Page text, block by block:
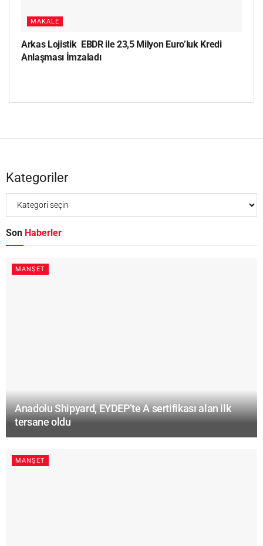
MAKALE
Arkas Lojistik EBDR ile 23,5 Milyon Euro’luk Kredi
Anlaşması İmzaladı
Kategoriler
Son Haberler
MANŞET
Anadolu Shipyard, EYDEP’te A sertifikası alan ilk
tersane oldu
MANŞET